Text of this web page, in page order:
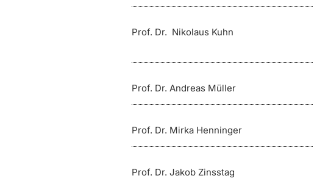
Prof. Dr. Nikolaus Kuhn
Prof. Dr. Andreas Müller
Prof. Dr. Mirka Henninger
Prof. Dr. Jakob Zinsstag